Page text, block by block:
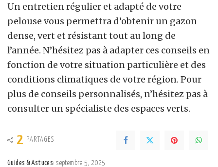
Un entretien régulier et adapté de votre
pelouse vous permettra d’obtenir un gazon
dense, vert et résistant tout au long de
l’année. N’hésitez pas à adapter ces conseils en
fonction de votre situation particulière et des
conditions climatiques de votre région. Pour
plus de conseils personnalisés, n’hésitez pas à
consulter un spécialiste des espaces verts.
2 PARTAGES
Guides & Astuces septembre 5, 2025